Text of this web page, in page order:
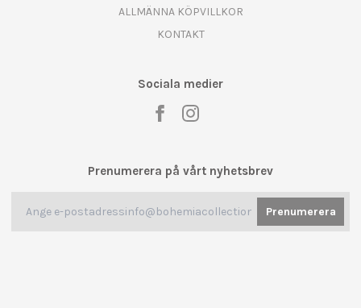
ALLMÄNNA KÖPVILLKOR
KONTAKT
Sociala medier
Prenumerera på vårt nyhetsbrev
Prenumerera